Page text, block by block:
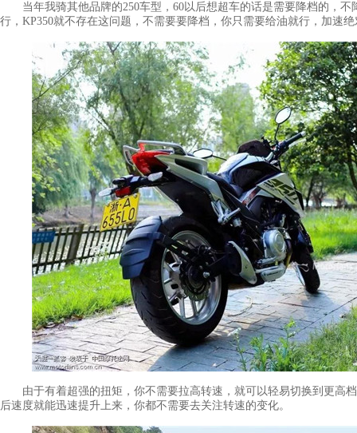
当年我骑其他品牌的250车型，60以后想超车的话是需要降档的，不
行，KP350就不存在这问题，不需要要降档，你只需要给油就行，加速
由于有着超强的扭矩，你不需要拉高转速，就可以轻易切换到更高档
后速度就能迅速提升上来，你都不需要去关注转速的变化。